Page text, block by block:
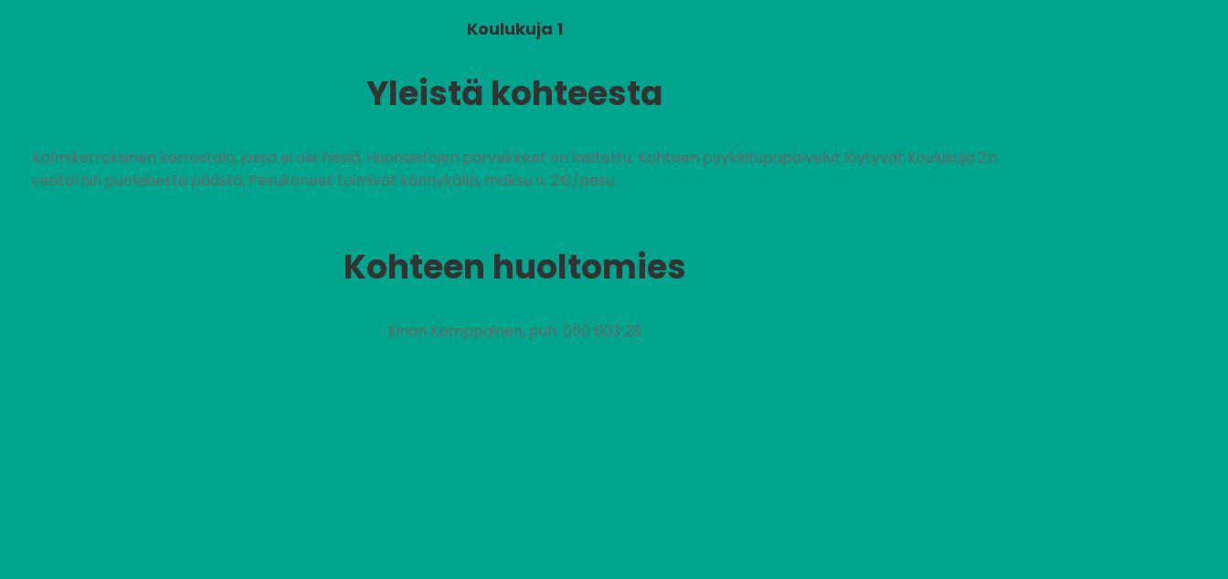
Koulukuja 1
Yleistä kohteesta
Kolmikerroksinen kerrostalo, jossa ei ole hissiä. Huoneistojen parvekkeet on lasitettu. Kohteen pyykkitupapalvelut löytyvät Koulukuja 2:n
vesitornin puoleisesta päästä. Pesukoneet toimivat kännykällä, maksu n. 2€/pesu.
Kohteen huoltomies
Einari Kemppainen, puh. 050 603 28